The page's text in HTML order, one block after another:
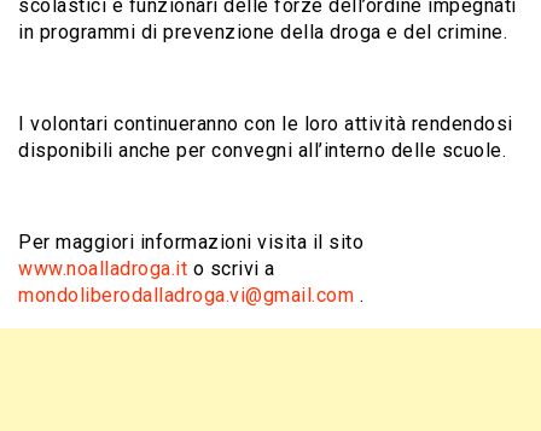
scolastici e funzionari delle forze dell’ordine impegnati
in programmi di prevenzione della droga e del crimine.
I volontari continueranno con le loro attività rendendosi
disponibili anche per convegni all’interno delle scuole.
Per maggiori informazioni visita il sito
www.noalladroga.it o scrivi a
mondoliberodalladroga.vi@gmail.com .